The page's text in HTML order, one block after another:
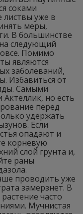
соками
уже в
меры,
В большинстве
следующий
Помимо
являются
заболеваний,
Избавиться от
Самыми
но есть
перед
удержать
Если
опадают и
корневую
слой грунта и,
раны
проводить уже
замерзнет. В
часто
Мучнистая